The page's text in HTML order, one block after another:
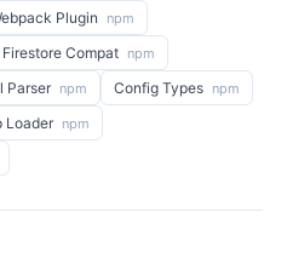
Plugin npm
Firestore Compat npm
Parser npm Config Types npm
Loader npm